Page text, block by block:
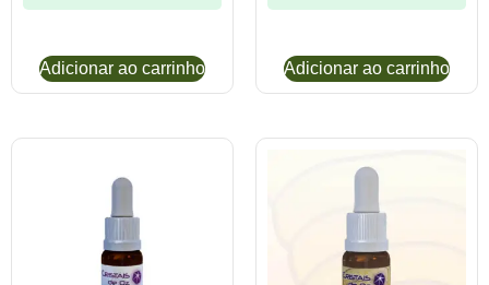
Adicionar ao carrinho Adicionar ao carrinho